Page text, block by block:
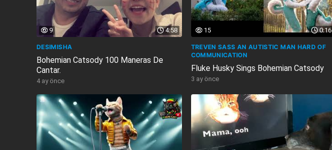
4:58
9
DESIMISHA
Bohemian Catsody 100 Maneras De
Cantar.
4 ay önce
0:16
15
TREVEN SASS AN AUTISTIC MAN HARD OF
COMMUNICATION
Fluke Husky Sings Bohemian Catsody
3 ay önce